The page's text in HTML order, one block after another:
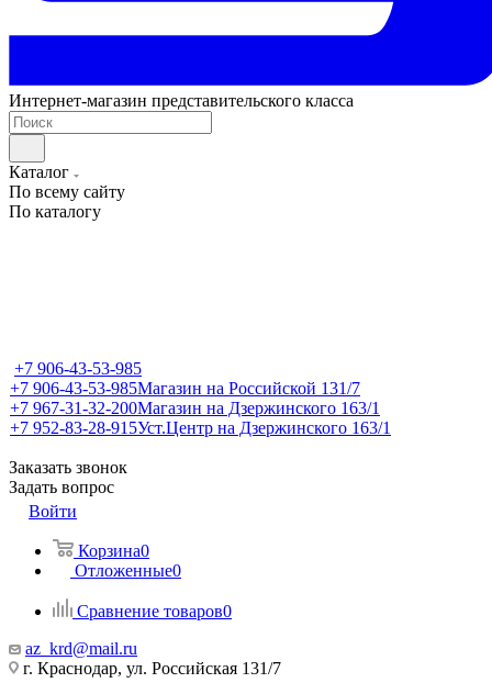
Интернет-магазин представительского класса
Каталог
По всему сайту
По каталогу
+7 906-43-53-985
+7 906-43-53-985Магазин на Российской 131/7
+7 967-31-32-200Магазин на Дзержинского 163/1
+7 952-83-28-915Уст.Центр на Дзержинского 163/1
Заказать звонок
Задать вопрос
Войти
Корзина0
Отложенные0
Сравнение товаров0
az_krd@mail.ru
г. Краснодар, ул. Российская 131/7